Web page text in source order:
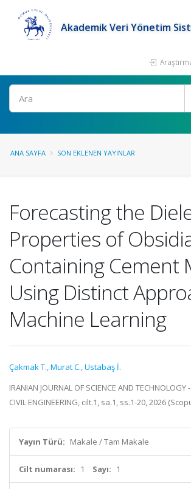
Akademik Veri Yönetim
Ara
ANA SAYFA SON EKLENEN YAYINLAR
Forecasting the
Properties of
Containing Cement
Using Distinct
Machine Learning
Çakmak T.,Murat C.,Ustabaş İ.
IRANIAN JOURNAL OF SCIENCE AND TECHNOLOGY
CIVIL ENGINEERING, cilt.1, sa.1, ss.1-20, 2026
Yayın Türü: Makale / Tam Makale
Cilt numarası: 1 Sayı: 1